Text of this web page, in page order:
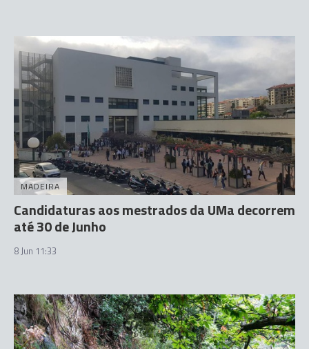
MADEIRA
Candidaturas aos mestrados da UMa decorrem
até 30 de Junho
8 Jun 11:33